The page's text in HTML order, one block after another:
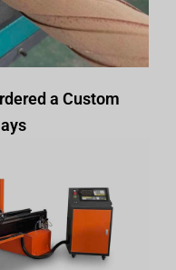
a Custom